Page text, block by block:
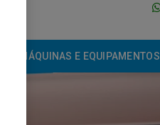
MÁQUINAS E EQUIPAMENTOS